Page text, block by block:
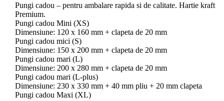
Pungi cadou – pentru ambalare rapida si de calitate. Hartie kraft
Premium.
Pungi cadou Mini (XS)
Dimensiune: 120 x 160 mm + clapeta de 20 mm
Pungi cadou mici (S)
Dimensiune: 150 x 200 mm + clapeta de 20 mm
Pungi cadou mari (L)
Dimensiune: 200 x 280 mm + clapeta de 20 mm
Pungi cadou mari (L-plus)
Dimensiune: 230 x 330 mm + 40 mm pliu + 20 mm clapeta
Pungi cadou Maxi (XL)